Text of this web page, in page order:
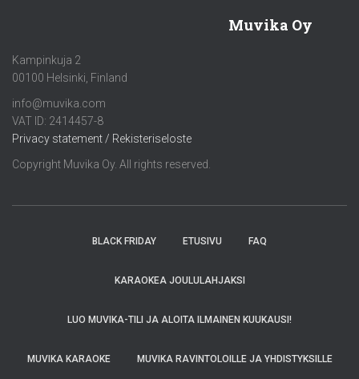
Muvika Oy
Kampinkuja 2
00100 Helsinki, Finland
info@muvika.com
VAT ID: 2414457-8
Privacy statement / Rekisteriseloste
Copyright Muvika Oy. All rights reserved.
BLACK FRIDAY ETUSIVU FAQ
KARAOKEA JOULULAHJAKSI
LUO MUVIKA-TILI JA ALOITA ILMAINEN KUUKAUSI!
MUVIKA KARAOKE MUVIKA RAVINTOLOILLE JA YHDISTYKSILLE